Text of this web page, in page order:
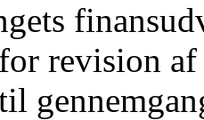
revision af